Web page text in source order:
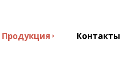
Продукция Контакты